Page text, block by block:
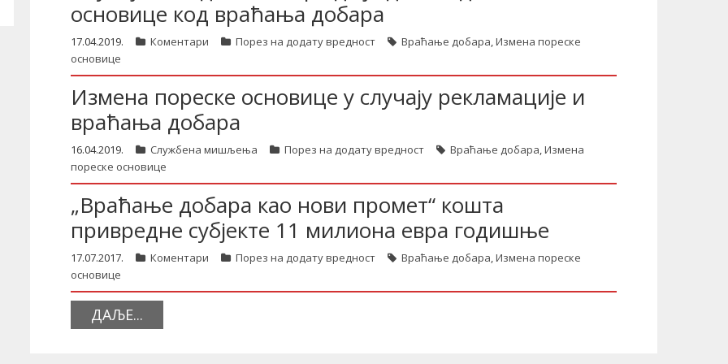
основице код враћања добара
17.04.2019. Коментари Порез на додату вредност Враћање добара,Измена пореске
основице
Измена пореске основице у случају рекламације и
враћања добара
16.04.2019. Службена мишљења Порез на додату вредност Враћање добара,Измена
пореске основице
„Враћање добара као нови промет“ кошта
привредне субјекте 11 милиона евра годишње
17.07.2017. Коментари Порез на додату вредност Враћање добара,Измена пореске
основице
ДАЉЕ...